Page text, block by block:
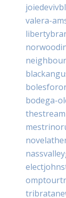
valera-
bodega-